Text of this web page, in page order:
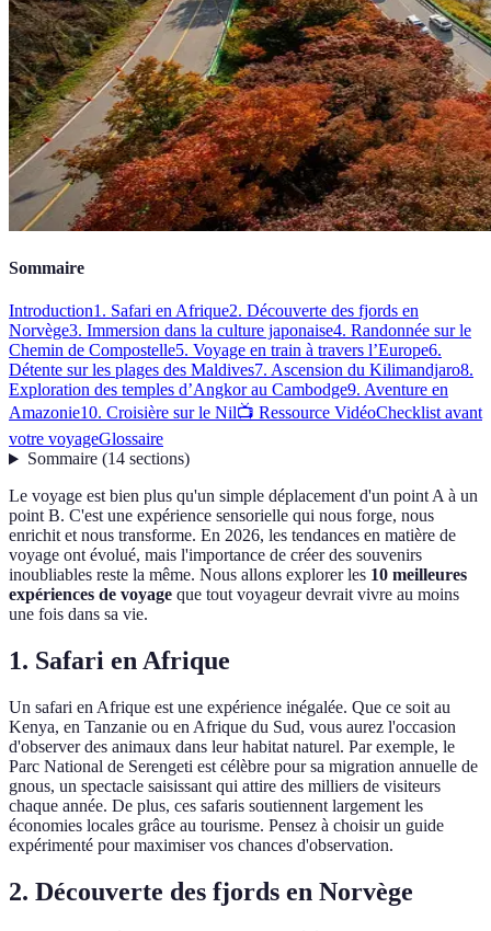
Sommaire
Introduction1. Safari en Afrique2. Découverte des fjords en
Norvège3. Immersion dans la culture japonaise4. Randonnée sur le
Chemin de Compostelle5. Voyage en train à travers l’Europe6.
Détente sur les plages des Maldives7. Ascension du Kilimandjaro8.
Exploration des temples d’Angkor au Cambodge9. Aventure en
Amazonie10. Croisière sur le Nil📺 Ressource VidéoChecklist avant
votre voyageGlossaire
Sommaire(14 sections)
Le voyage est bien plus qu'un simple déplacement d'un point A à un
point B. C'est une expérience sensorielle qui nous forge, nous
enrichit et nous transforme. En 2026, les tendances en matière de
voyage ont évolué, mais l'importance de créer des souvenirs
inoubliables reste la même. Nous allons explorer les 10 meilleures
expériences de voyage que tout voyageur devrait vivre au moins
une fois dans sa vie.
1. Safari en Afrique
Un safari en Afrique est une expérience inégalée. Que ce soit au
Kenya, en Tanzanie ou en Afrique du Sud, vous aurez l'occasion
d'observer des animaux dans leur habitat naturel. Par exemple, le
Parc National de Serengeti est célèbre pour sa migration annuelle de
gnous, un spectacle saisissant qui attire des milliers de visiteurs
chaque année. De plus, ces safaris soutiennent largement les
économies locales grâce au tourisme. Pensez à choisir un guide
expérimenté pour maximiser vos chances d'observation.
2. Découverte des fjords en Norvège